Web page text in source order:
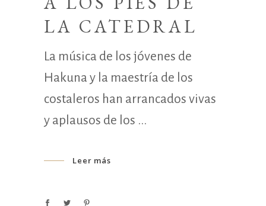
LA CATEDRAL
La música de los jóvenes de
Hakuna y la maestría de los
costaleros han arrancados vivas
y aplausos de los
Leer más